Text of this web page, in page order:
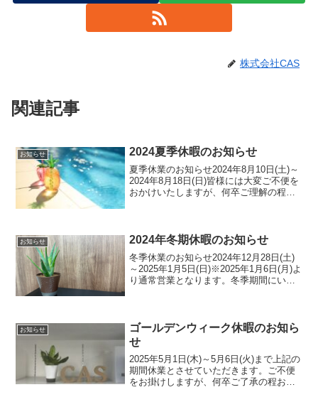
株式会社CAS
関連記事
お知らせ 2024夏季休暇のお知らせ
夏季休業のお知らせ2024年8月10日(土)～
2024年8月18日(日)皆様には大変ご不便を
おかけいたしますが、何卒ご理解の程お
お知らせ 2024年冬期休暇のお知らせ
冬季休業のお知らせ2024年12月28日(土)
～2025年1月5日(日)※2025年1月6日(月)よ
り通常営業となります。冬季期間にいた
お知らせ
ゴールデンウィーク休暇のお知ら
せ
2025年5月1日(木)～5月6日(火)まで上記の
期間休業とさせていただきます。ご不便
をお掛けしますが、何卒ご了承の程お願